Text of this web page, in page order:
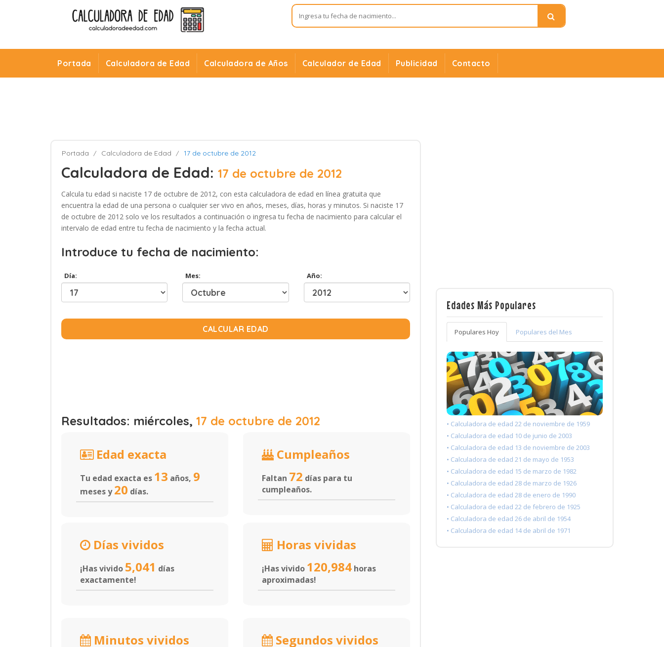
Portada Calculadora de Edad Calculadora de Años Calculador de Edad Publicidad Contacto
Portada Calculadora de Edad 17 de octubre de 2012
Calculadora de Edad: 17 de octubre de 2012
Calcula tu edad si naciste 17 de octubre de 2012, con esta calculadora de edad en línea gratuita que
encuentra la edad de una persona o cualquier ser vivo en años, meses, días, horas y minutos. Si naciste 17
de octubre de 2012 solo ve los resultados a continuación o ingresa tu fecha de nacimiento para calcular el
intervalo de edad entre tu fecha de nacimiento y la fecha actual.
Introduce tu fecha de nacimiento:
Día: Mes: Año:
CALCULAR EDAD
Resultados: miércoles, 17 de octubre de 2012
Edad exacta
Tu edad exacta es 13 años, 9
meses y20 días.
Cumpleaños
Faltan 72 días para tu
cumpleaños.
Días vividos
¡Has vivido 5,041 días
exactamente!
Horas vividas
¡Has vivido 120,984 horas
aproximadas!
Minutos vividos
Segundos vividos
Edades Más Populares
Populares Hoy Populares del Mes
• Calculadora de edad 22 de noviembre de 1959
• Calculadora de edad 10 de junio de 2003
• Calculadora de edad 13 de noviembre de 2003
• Calculadora de edad 21 de mayo de 1953
• Calculadora de edad 15 de marzo de 1982
• Calculadora de edad 28 de marzo de 1926
• Calculadora de edad 28 de enero de 1990
• Calculadora de edad 22 de febrero de 1925
• Calculadora de edad 26 de abril de 1954
• Calculadora de edad 14 de abril de 1971